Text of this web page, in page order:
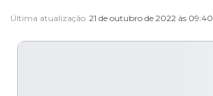
Última atualização 21 de outubro de 2022 às 09:40